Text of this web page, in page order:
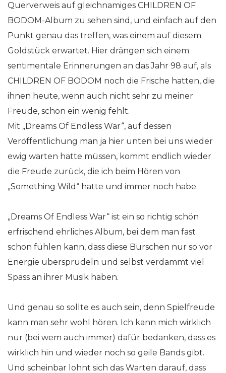
Querverweis auf gleichnamiges CHILDREN OF
BODOM-Album zu sehen sind, und einfach auf den
Punkt genau das treffen, was einem auf diesem
Goldstück erwartet. Hier drängen sich einem
sentimentale Erinnerungen an das Jahr 98 auf, als
CHILDREN OF BODOM noch die Frische hatten, die
ihnen heute, wenn auch nicht sehr zu meiner
Freude, schon ein wenig fehlt.
Mit „Dreams Of Endless War“, auf dessen
Veröffentlichung man ja hier unten bei uns wieder
ewig warten hatte müssen, kommt endlich wieder
die Freude zurück, die ich beim Hören von
„Something Wild“ hatte und immer noch habe.
„Dreams Of Endless War“ ist ein so richtig schön
erfrischend ehrliches Album, bei dem man fast
schon fühlen kann, dass diese Burschen nur so vor
Energie übersprudeln und selbst verdammt viel
Spass an ihrer Musik haben.
Und genau so sollte es auch sein, denn Spielfreude
kann man sehr wohl hören. Ich kann mich wirklich
nur (bei wem auch immer) dafür bedanken, dass es
wirklich hin und wieder noch so geile Bands gibt.
Und scheinbar lohnt sich das Warten darauf, dass